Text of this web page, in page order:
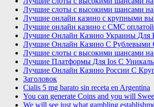
Лучшие слоты с высокими шансами на
Лучшие онлайн казино с крупными
Лучшие онлайн казино с СМС оплатой
Лучшие Онлайн Казино Украины
Лучшие Онлайн Казино С Рублевыми
Лучшие слоты с высокими шансами
Лучшие Платформы Для Ios С
Лучшие Онлайн Казино России С
Заголовок
Cialis 5 mg barato sin receta en Argentina
You can generate Coins and you will
We will see just what gambling